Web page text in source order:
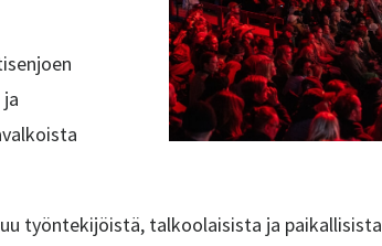
työntekijöistä, talkoolaisista ja paikallisista